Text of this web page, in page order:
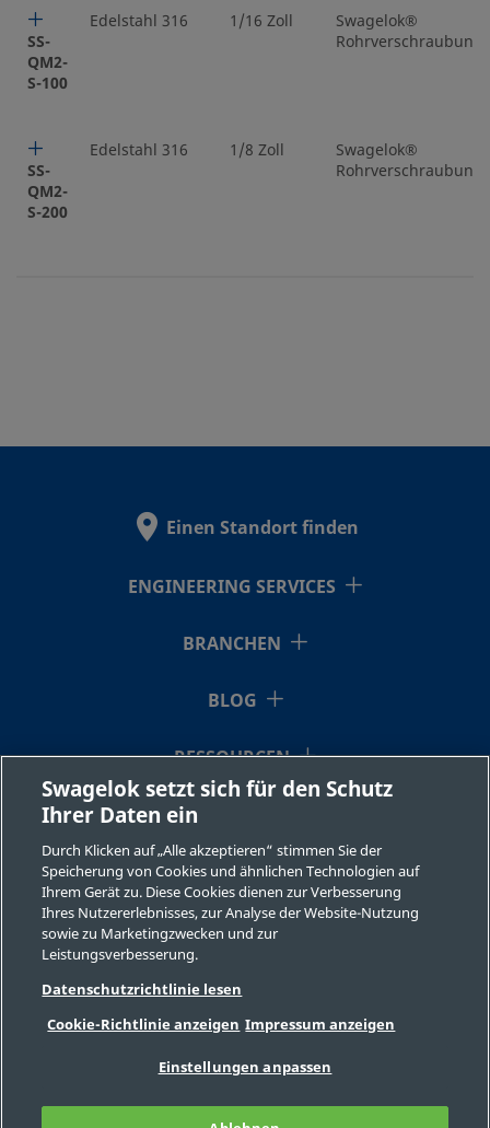
SS-
QM2-
S-100
Edelstahl 316 1/16 Zoll
Swagelok®
Rohrverschraubung
SS-
QM2-
S-200
Edelstahl 316 1/8 Zoll
Swagelok®
Rohrverschraubung
Einen Standort finden
ENGINEERING SERVICES
BRANCHEN
BLOG
RESSOURCEN
ÜBER UNS
©2026 Swagelok Company. Alle Rechte vorbehalten.
Datenschutzbestimmungen
Rechtliche Bestimmungen
FAQ
Seitenverzeichnis
Swagelok setzt sich für den Schutz
Ihrer Daten ein
Durch Klicken auf „Alle akzeptieren“ stimmen Sie der
Speicherung von Cookies und ähnlichen Technologien auf
Ihrem Gerät zu. Diese Cookies dienen zur Verbesserung
Ihres Nutzererlebnisses, zur Analyse der Website-Nutzung
sowie zu Marketingzwecken und zur
Leistungsverbesserung.
Datenschutzrichtlinie lesen
Cookie-Richtlinie anzeigen Impressum anzeigen
Einstellungen anpassen